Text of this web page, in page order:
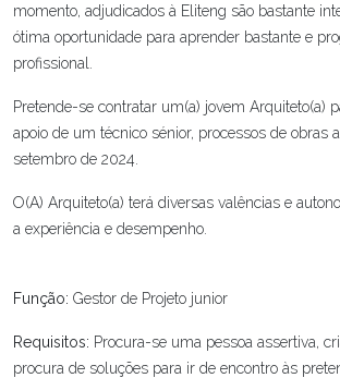
momento, adjudicados à Eliteng são bastante
ótima oportunidade para aprender bastante e
profissional.
Pretende-se contratar um(a) jovem Arquiteto(a)
apoio de um técnico sénior, processos de obras
setembro de 2024.
O(A) Arquiteto(a) terá diversas valências e
a experiência e desempenho.
Função: Gestor de Projeto junior
Requisitos: Procura-se uma pessoa assertiva,
procura de soluções para ir de encontro às